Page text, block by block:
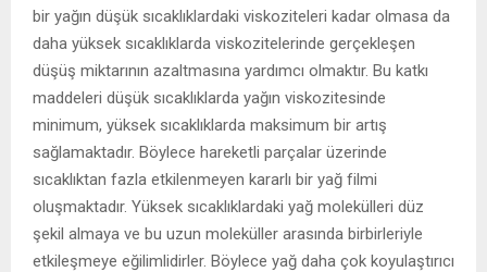
bir yağın düşük sıcaklıklardaki viskoziteleri kadar olmasa da
daha yüksek sıcaklıklarda viskozitelerinde gerçekleşen
düşüş miktarının azaltmasına yardımcı olmaktır. Bu katkı
maddeleri düşük sıcaklıklarda yağın viskozitesinde
minimum, yüksek sıcaklıklarda maksimum bir artış
sağlamaktadır. Böylece hareketli parçalar üzerinde
sıcaklıktan fazla etkilenmeyen kararlı bir yağ filmi
oluşmaktadır. Yüksek sıcaklıklardaki yağ molekülleri düz
şekil almaya ve bu uzun moleküller arasında birbirleriyle
etkileşmeye eğilimlidirler. Böylece yağ daha çok koyulaştırıcı